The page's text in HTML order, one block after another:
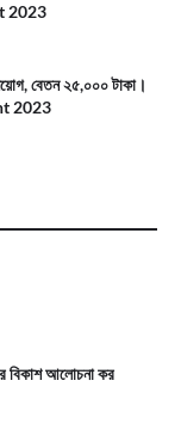
2023
বেতন ২৫,০০০ টাকা।
2023
বিকাশ আলোচনা কর